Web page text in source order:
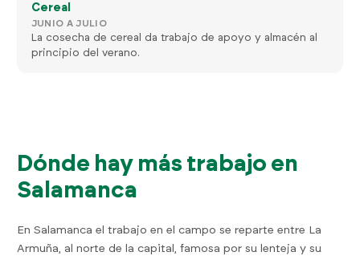
Cereal
JUNIO A JULIO
La cosecha de cereal da trabajo de apoyo y almacén al
principio del verano.
Dónde hay más trabajo en
Salamanca
En Salamanca el trabajo en el campo se reparte entre La
Armuña, al norte de la capital, famosa por su lenteja y su